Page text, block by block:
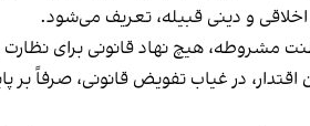
و دینی قبیله، تعریف می‌شود.
مشروطه، هیچ نهاد قانونی برای نظارت
در غیاب تفویض قانونی، صرفاً بر